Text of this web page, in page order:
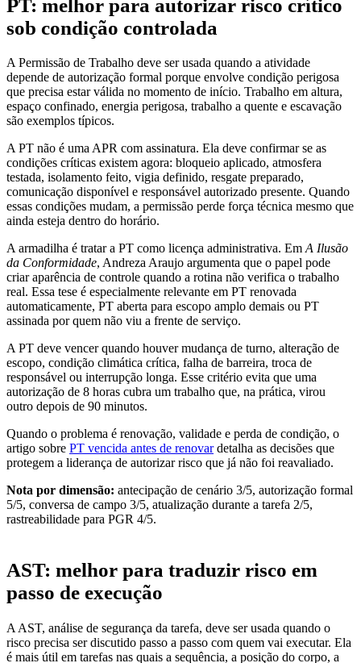
PT: melhor para autorizar risco crítico
sob condição controlada
A Permissão de Trabalho deve ser usada quando a atividade
depende de autorização formal porque envolve condição perigosa
que precisa estar válida no momento de início. Trabalho em altura,
espaço confinado, energia perigosa, trabalho a quente e escavação
são exemplos típicos.
A PT não é uma APR com assinatura. Ela deve confirmar se as
condições críticas existem agora: bloqueio aplicado, atmosfera
testada, isolamento feito, vigia definido, resgate preparado,
comunicação disponível e responsável autorizado presente. Quando
essas condições mudam, a permissão perde força técnica mesmo que
ainda esteja dentro do horário.
A armadilha é tratar a PT como licença administrativa. Em A Ilusão
da Conformidade, Andreza Araujo argumenta que o papel pode
criar aparência de controle quando a rotina não verifica o trabalho
real. Essa tese é especialmente relevante em PT renovada
automaticamente, PT aberta para escopo amplo demais ou PT
assinada por quem não viu a frente de serviço.
A PT deve vencer quando houver mudança de turno, alteração de
escopo, condição climática crítica, falha de barreira, troca de
responsável ou interrupção longa. Esse critério evita que uma
autorização de 8 horas cubra um trabalho que, na prática, virou
outro depois de 90 minutos.
Quando o problema é renovação, validade e perda de condição, o
artigo sobre PT vencida antes de renovardetalha as decisões que
protegem a liderança de autorizar risco que já não foi reavaliado.
Nota por dimensão: antecipação de cenário 3/5, autorização formal
5/5, conversa de campo 3/5, atualização durante a tarefa 2/5,
rastreabilidade para PGR 4/5.
AST: melhor para traduzir risco em
passo de execução
A AST, análise de segurança da tarefa, deve ser usada quando o
risco precisa ser discutido passo a passo com quem vai executar. Ela
é mais útil em tarefas nas quais a sequência, a posição do corpo, a